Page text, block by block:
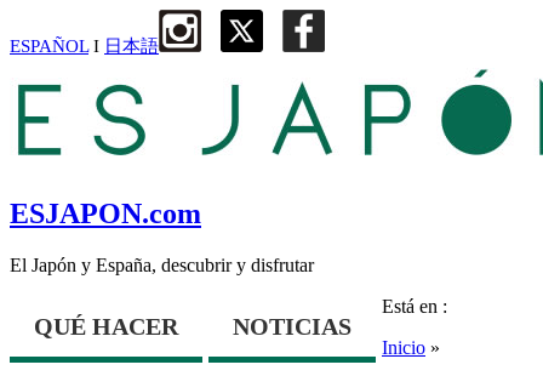
ESPAÑOLI 日本語
ESJAPON.com
El Japón y España, descubrir y disfrutar
QUÉ HACER NOTICIAS
Está en :
Inicio »